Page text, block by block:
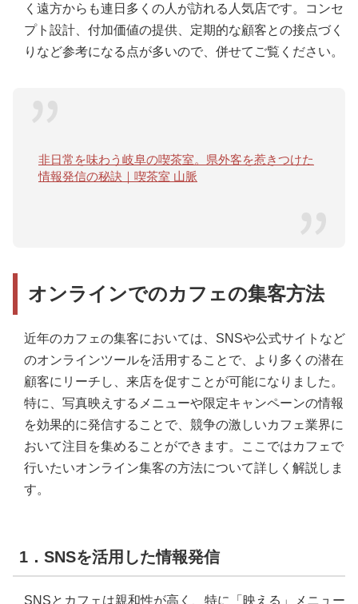
く遠方からも連日多くの人が訪れる人気店です。コンセ
プト設計、付加価値の提供、定期的な顧客との接点づく
りなど参考になる点が多いので、併せてご覧ください。
非日常を味わう岐阜の喫茶室。県外客を惹きつけた
情報発信の秘訣｜喫茶室 山脈
オンラインでのカフェの集客方法
近年のカフェの集客においては、SNSや公式サイトなど
のオンラインツールを活用することで、より多くの潜在
顧客にリーチし、来店を促すことが可能になりました。
特に、写真映えするメニューや限定キャンペーンの情報
を効果的に発信することで、競争の激しいカフェ業界に
おいて注目を集めることができます。ここではカフェで
行いたいオンライン集客の方法について詳しく解説しま
す。
1．SNSを活用した情報発信
SNSとカフェは親和性が高く、特に「映える」メニュー